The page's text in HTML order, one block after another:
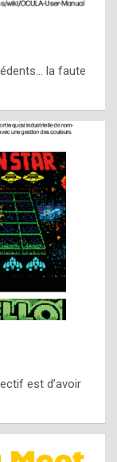
la faute
est d’avoir